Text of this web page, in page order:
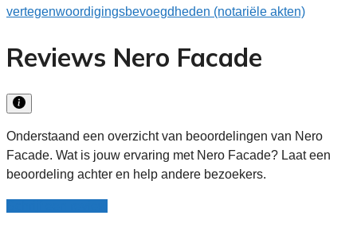
vertegenwoordigingsbevoegdheden (notariële akten)
Reviews Nero Facade
Onderstaand een overzicht van beoordelingen van Nero
Facade. Wat is jouw ervaring met Nero Facade? Laat een
beoordeling achter en help andere bezoekers.